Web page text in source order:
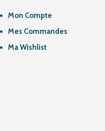
Mon Compte
Mes Commandes
Ma Wishlist